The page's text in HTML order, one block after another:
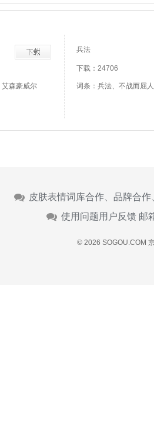
森豪威尔
兵法
下载：24706
词条：兵法、不战而屈
皮肤表情词库合作、品牌合
使用问题用户反馈 邮
© 2026 SOGOU.COM